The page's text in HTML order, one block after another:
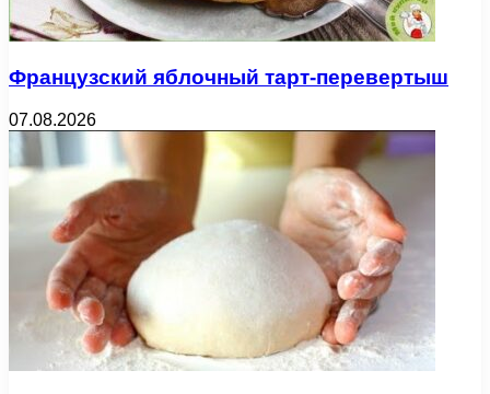
Французский яблочный тарт-перевертыш
07.08.2026